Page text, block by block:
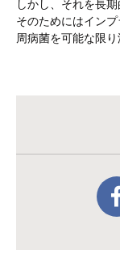
しかし、それを長
そのためにはイン
周病菌を可能な限